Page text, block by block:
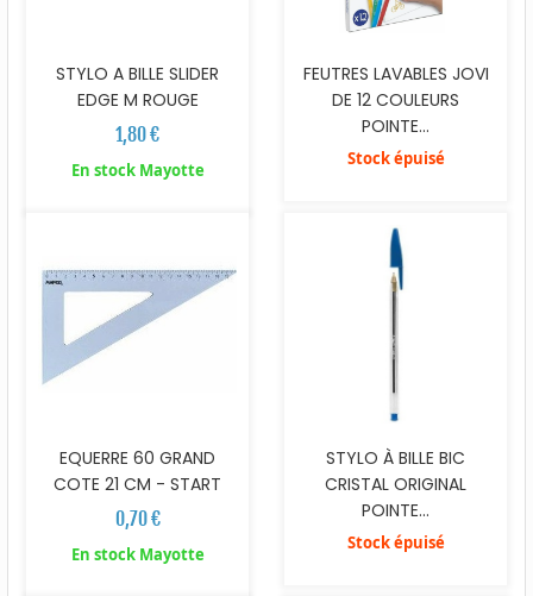
STYLO A BILLE SLIDER
EDGE M ROUGE
1,80 €
En stock Mayotte
FEUTRES LAVABLES JOVI
DE 12 COULEURS
POINTE...
Stock épuisé
EQUERRE 60 GRAND
COTE 21 CM - START
0,70 €
En stock Mayotte
STYLO À BILLE BIC
CRISTAL ORIGINAL
POINTE...
Stock épuisé